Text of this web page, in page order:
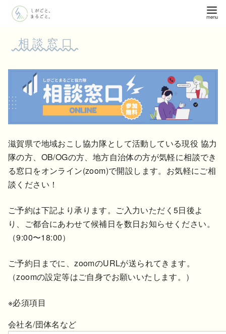
相談窓口
滋賀県で地域おこし協力隊として活動している現役 協力
隊の方、OB/OGの方、地方自治体の方が気軽に相談でき
る窓口をオンライン(zoom)で開設します。お気軽にご相
談ください！
ご予約は下記より承ります。ご入力いただく5日後よ
り、ご都合にあわせて候補日を数日お知らせください。
（9:00〜18:00）
ご予約日までに、zoomのURLが送られてきます。
（zoomの設定等はご自身でお願いいたします。）
※必須項目
会社名/団体名など